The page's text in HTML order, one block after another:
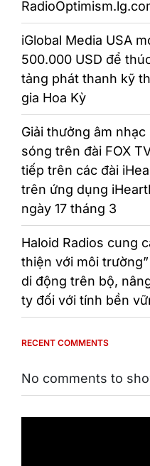
iGlobal Media USA
500.000 USD để
tảng phát thanh kỹ
gia Hoa Kỳ
Giải thưởng âm
sóng trên đài FOX
tiếp trên các đài
trên ứng dụng
ngày 17 tháng 3
Haloid Radios cung
thiện với môi
di động trên bộ,
ty đối với tính bền
RECENT COMMENTS
No comments to